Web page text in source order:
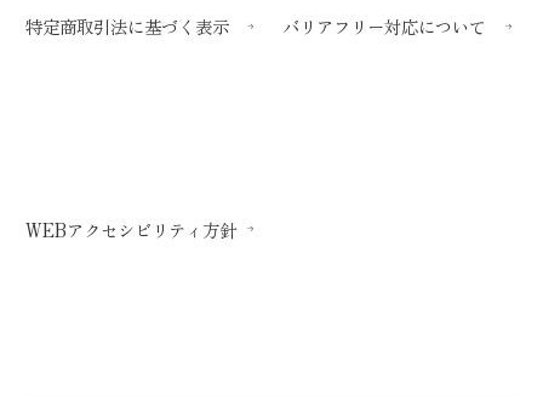
特定商取引法に基づく表示 バリアフリー対応について
WEBアクセシビリティ方針